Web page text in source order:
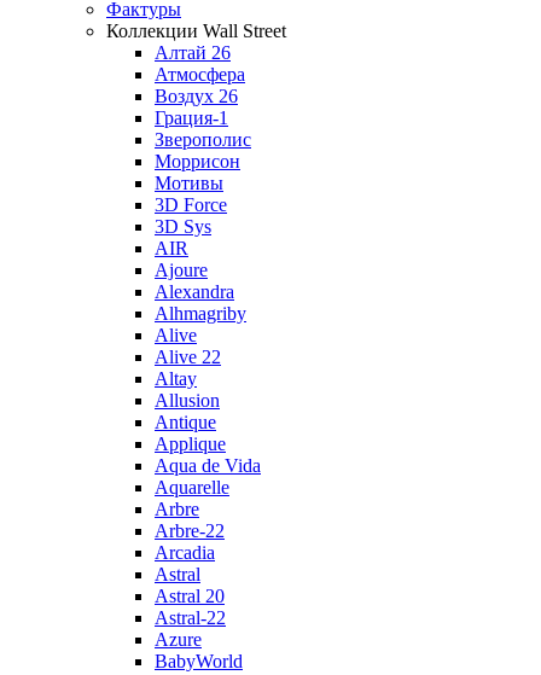
Фактуры
Коллекции Wall Street
Алтай 26
Атмосфера
Воздух 26
Грация-1
Зверополис
Моррисон
Мотивы
3D Force
3D Sys
AIR
Ajoure
Alexandra
Alhmagriby
Alive
Alive 22
Altay
Allusion
Antique
Applique
Aqua de Vida
Aquarelle
Arbre
Arbre-22
Arcadia
Astral
Astral 20
Astral-22
Azure
BabyWorld